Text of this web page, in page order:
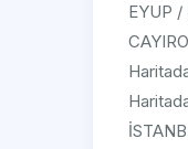
EYUP /